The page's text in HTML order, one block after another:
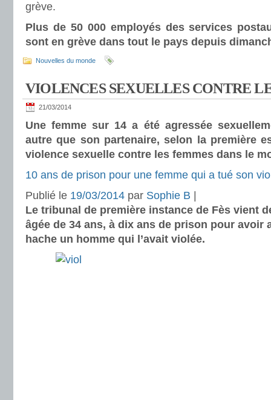
grève.
Plus de 50 000 employés des services
sont en grève dans tout le pays depuis
Nouvelles du monde
VIOLENCES SEXUELLES CONTRE
21/03/2014
Une femme sur 14 a été agressée
autre que son partenaire, selon la première
violence sexuelle contre les femmes dans le
10 ans de prison pour une femme qui a tué son
Publié le 19/03/2014 par Sophie B
Le tribunal de première instance de Fès vient
âgée de 34 ans, à dix ans de prison pour avoir
hache un homme qui l’avait violée.